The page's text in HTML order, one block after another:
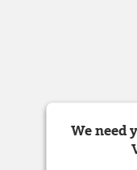
We need